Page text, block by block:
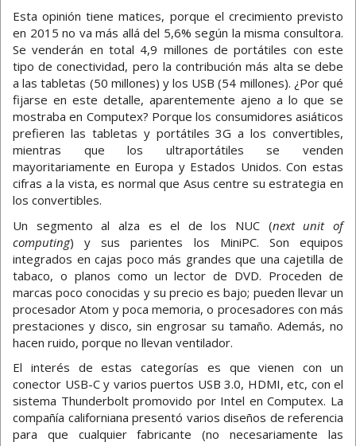
Esta opinión tiene matices, porque el crecimiento previsto
en 2015 no va más allá del 5,6% según la misma consultora.
Se venderán en total 4,9 millones de portátiles con este
tipo de conectividad, pero la contribución más alta se debe
a las tabletas (50 millones) y los USB (54 millones). ¿Por qué
fijarse en este detalle, aparentemente ajeno a lo que se
mostraba en Computex? Porque los consumidores asiáticos
prefieren las tabletas y portátiles 3G a los convertibles,
mientras que los ultraportátiles se venden
mayoritariamente en Europa y Estados Unidos. Con estas
cifras a la vista, es normal que Asus centre su estrategia en
los convertibles.
Un segmento al alza es el de los NUC (next unit of
computing) y sus parientes los MiniPC. Son equipos
integrados en cajas poco más grandes que una cajetilla de
tabaco, o planos como un lector de DVD. Proceden de
marcas poco conocidas y su precio es bajo; pueden llevar un
procesador Atom y poca memoria, o procesadores con más
prestaciones y disco, sin engrosar su tamaño. Además, no
hacen ruido, porque no llevan ventilador.
El interés de estas categorías es que vienen con un
conector USB-C y varios puertos USB 3.0, HDMI, etc, con el
sistema Thunderbolt promovido por Intel en Computex. La
compañía californiana presentó varios diseños de referencia
para que cualquier fabricante (no necesariamente las